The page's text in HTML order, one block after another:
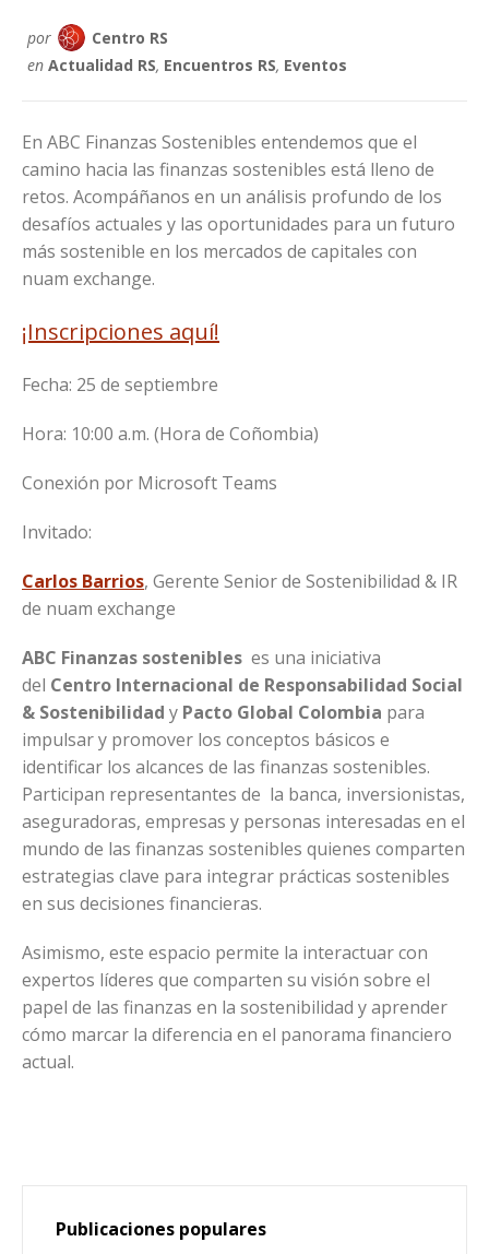
por
Centro RS
en Actualidad RS, Encuentros RS, Eventos
En ABC Finanzas Sostenibles entendemos que el
camino hacia las finanzas sostenibles está lleno de
retos. Acompáñanos en un análisis profundo de los
desafíos actuales y las oportunidades para un futuro
más sostenible en los mercados de capitales con
nuam exchange.
¡Inscripciones aquí!
Fecha: 25 de septiembre
Hora: 10:00 a.m. (Hora de Coñombia)
Conexión por Microsoft Teams
Invitado:
Carlos Barrios, Gerente Senior de Sostenibilidad & IR
de nuam exchange
ABC Finanzas sostenibles es una iniciativa
del Centro Internacional de Responsabilidad Social
& Sostenibilidad y Pacto Global Colombia para
impulsar y promover los conceptos básicos e
identificar los alcances de las finanzas sostenibles.
Participan representantes de la banca, inversionistas,
aseguradoras, empresas y personas interesadas en el
mundo de las finanzas sostenibles quienes comparten
estrategias clave para integrar prácticas sostenibles
en sus decisiones financieras.
Asimismo, este espacio permite la interactuar con
expertos líderes que comparten su visión sobre el
papel de las finanzas en la sostenibilidad y aprender
cómo marcar la diferencia en el panorama financiero
actual.
Publicaciones populares